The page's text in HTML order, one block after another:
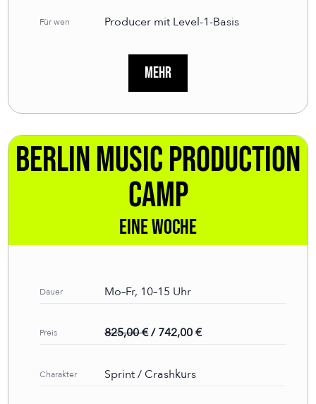
Für wen Producer mit Level-1-Basis
Mehr
Berlin Music Production
Camp
Eine Woche
Dauer Mo–Fr, 10–15 Uhr
Preis 825,00 €/ 742,00 €
Charakter Sprint / Crashkurs